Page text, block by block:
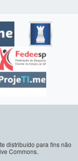
distribuído para fins não
Commons.